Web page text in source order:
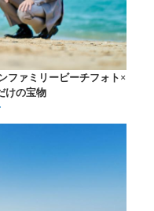
ファミリービーチフォト×
けの宝物